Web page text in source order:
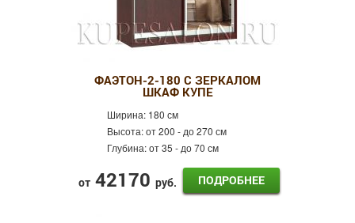
ФАЭТОН-2-180 С ЗЕРКАЛОМ
ШКАФ КУПЕ
Ширина: 180 см
Высота:от 200 - до 270 см
Глубина:от 35 - до 70 см
от 42170 руб. ПОДРОБНЕЕ